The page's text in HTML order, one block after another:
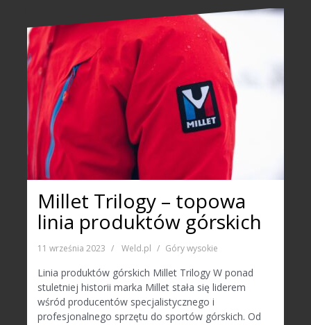
Millet Trilogy – topowa
linia produktów górskich
11 września 2023 Weld.pl Góry wysokie
Linia produktów górskich Millet Trilogy W ponad
stuletniej historii marka Millet stała się liderem
wśród producentów specjalistycznego i
profesjonalnego sprzętu do sportów górskich. Od